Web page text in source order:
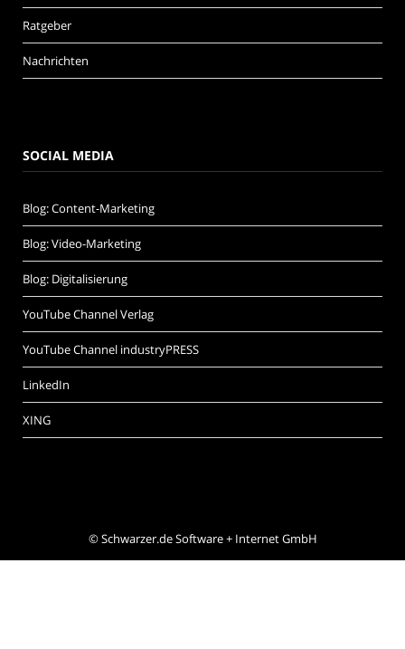
Ratgeber
Nachrichten
SOCIAL MEDIA
Blog: Content-Marketing
Blog: Video-Marketing
Blog: Digitalisierung
YouTube Channel Verlag
YouTube Channel industryPRESS
LinkedIn
XING
©Schwarzer.de Software + Internet GmbH